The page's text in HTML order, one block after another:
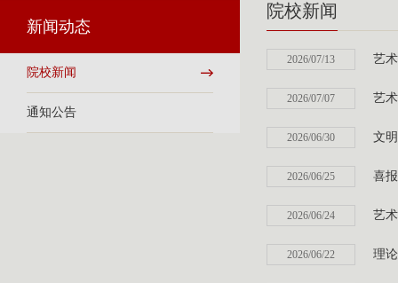
新闻动态
院校新闻
通知公告
院校新闻
2026/07/13 艺
2026/07/07 艺
2026/06/30 文
2026/06/25 喜
2026/06/24 艺
2026/06/22 理